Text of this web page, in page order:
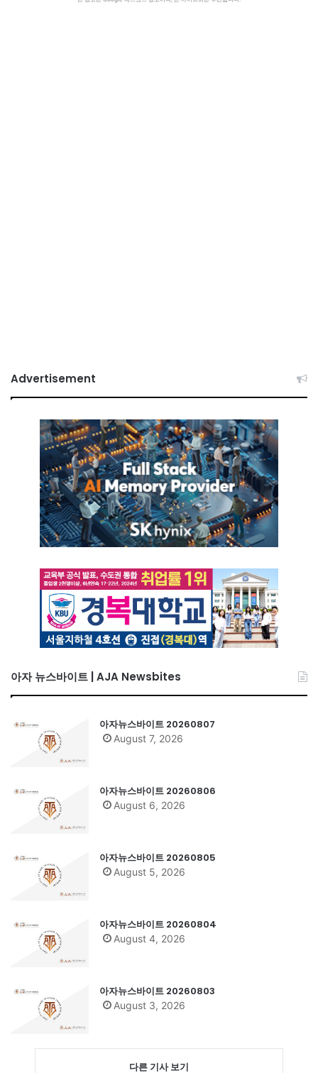
Advertisement
아자 뉴스바이트 | AJA Newsbites
아자뉴스바이트 20260807
August 7, 2026
아자뉴스바이트 20260806
August 6, 2026
아자뉴스바이트 20260805
August 5, 2026
아자뉴스바이트 20260804
August 4, 2026
아자뉴스바이트 20260803
August 3, 2026
다른 기사 보기